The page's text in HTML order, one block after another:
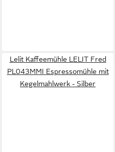
Lelit Kaffeemühle LELIT Fred
PL043MMI Espressomühle mit
Kegelmahlwerk - Silber